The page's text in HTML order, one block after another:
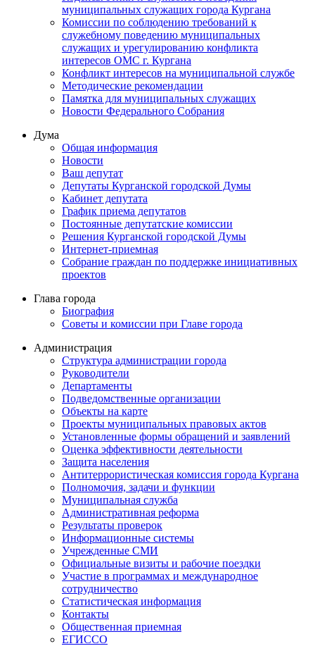
муниципальных служащих города Кургана
Комиссии по соблюдению требований к
служебному поведению муниципальных
служащих и урегулированию конфликта
интересов ОМС г. Кургана
Конфликт интересов на муниципальной службе
Методические рекомендации
Памятка для муниципальных служащих
Новости Федерального Cобрания
Дума
Общая информация
Новости
Ваш депутат
Депутаты Курганской городской Думы
Кабинет депутата
График приема депутатов
Постоянные депутатские комиссии
Решения Курганской городской Думы
Интернет-приемная
Собрание граждан по поддержке инициативных
проектов
Глава города
Биография
Советы и комиссии при Главе города
Администрация
Структура администрации города
Руководители
Департаменты
Подведомственные организации
Объекты на карте
Проекты муниципальных правовых актов
Установленные формы обращений и заявлений
Оценка эффективности деятельности
Защита населения
Антитеррористическая комиссия города Кургана
Полномочия, задачи и функции
Муниципальная служба
Административная реформа
Результаты проверок
Информационные системы
Учрежденные СМИ
Официальные визиты и рабочие поездки
Участие в программах и международное
сотрудничество
Статистическая информация
Контакты
Общественная приемная
ЕГИССО